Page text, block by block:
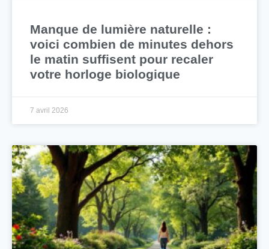
Manque de lumière naturelle :
voici combien de minutes dehors
le matin suffisent pour recaler
votre horloge biologique
7 avril 2026